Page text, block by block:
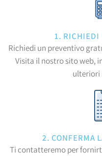
1. RICHIEDI
Richiedi un preventivo
Visita il nostro sito web,
ulteriori
2. CONFERMA
Ti contatteremo per